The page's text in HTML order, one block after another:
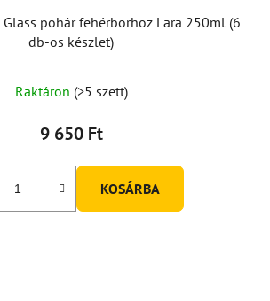
Glass pohár fehérborhoz Lara 250ml (6
db-os készlet)
Raktáron (>5 szett)
9 650 Ft
KOSÁRBA